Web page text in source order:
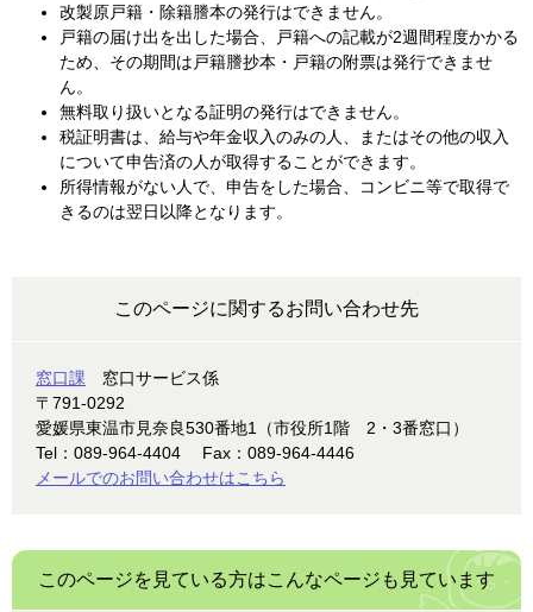
改製原戸籍・除籍謄本の発行はできません。
戸籍の届け出を出した場合、戸籍への記載が2週間程度かかる
ため、その期間は戸籍謄抄本・戸籍の附票は発行できませ
ん。
無料取り扱いとなる証明の発行はできません。
税証明書は、給与や年金収入のみの人、またはその他の収入
について申告済の人が取得することができます。
所得情報がない人で、申告をした場合、コンビニ等で取得で
きるのは翌日以降となります。
このページに関するお問い合わせ先
窓口課
窓口サービス係
〒791-0292
愛媛県東温市見奈良530番地1（市役所1階 2・3番窓口）
Tel：089-964-4404
Fax：089-964-4446
メールでのお問い合わせはこちら
このページを見ている方はこんなページも見ています